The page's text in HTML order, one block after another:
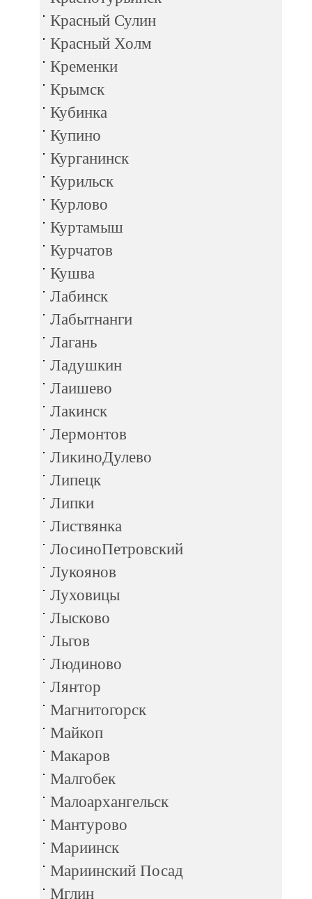
Красный Сулин
Красный Холм
Кременки
Крымск
Кубинка
Купино
Курганинск
Курильск
Курлово
Куртамыш
Курчатов
Кушва
Лабинск
Лабытнанги
Лагань
Ладушкин
Лаишево
Лакинск
Лермонтов
ЛикиноДулево
Липецк
Липки
Листвянка
ЛосиноПетровский
Лукоянов
Луховицы
Лысково
Льгов
Людиново
Лянтор
Магнитогорск
Майкоп
Макаров
Малгобек
Малоархангельск
Мантурово
Мариинск
Мариинский Посад
Мглин